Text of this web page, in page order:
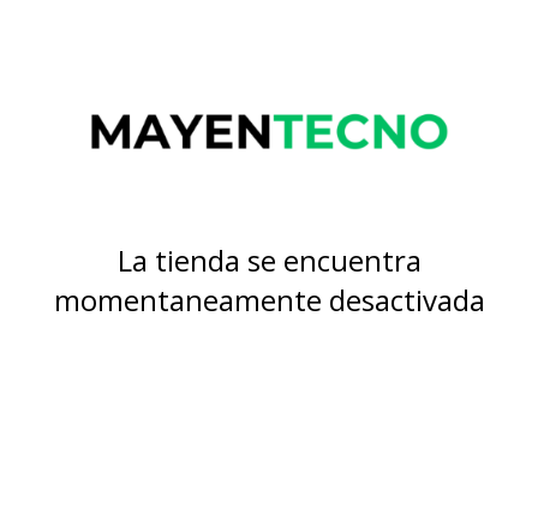
La tienda se encuentra
momentaneamente desactivada